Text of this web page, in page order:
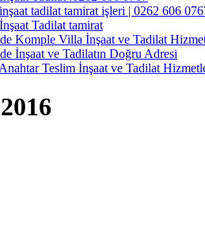
tadilat tamirat işleri | 0262 606
Tadilat tamirat
Komple Villa İnşaat ve Tadilat
İnşaat ve Tadilatın Doğru Adresi
Teslim İnşaat ve Tadilat